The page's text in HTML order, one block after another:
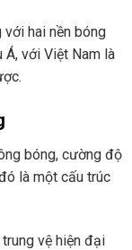
với hai nền bóng
Á, với Việt Nam là
bóng, cường độ
là một cấu trúc
vệ hiện đại